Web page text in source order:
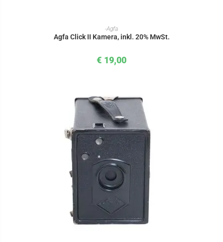
IN DEN WARENKORB
-Agfa
Agfa Click II Kamera, inkl. 20% MwSt.
€ 19,00